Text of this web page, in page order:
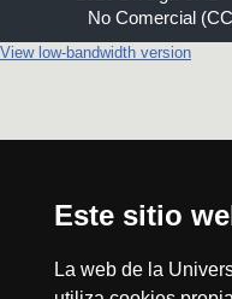
Este sitio
La web de la
No Comercial
View low-bandwidth version